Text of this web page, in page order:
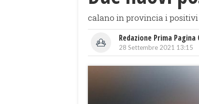
calano in provincia i
Redazione Prima
28 Settembre 2021 13:15